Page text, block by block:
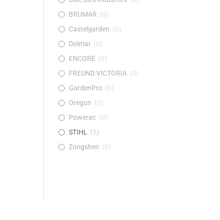
BRUMAR (0)
Castelgarden (0)
Dolmar (0)
ENCORE (0)
FREUND VICTORIA (0)
GardenPro (0)
Oregon (0)
Powerac (0)
STIHL
(1)
Zongshen (0)